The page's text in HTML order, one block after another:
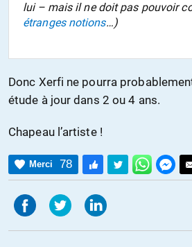
lui – mais il ne doit pas pouvoir
étranges notions…)
Donc Xerfi ne pourra
étude à jour dans 2 ou 4 ans.
Chapeau l’artiste !
Merci 78